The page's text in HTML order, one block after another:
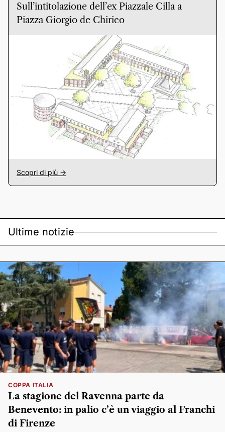
Sull’intitolazione dell’ex Piazzale Cilla a
Piazza Giorgio de Chirico
Scopri di più ->
Ultime notizie
COPPA ITALIA
La stagione del Ravenna parte da
Benevento: in palio c’è un viaggio al Franchi
di Firenze